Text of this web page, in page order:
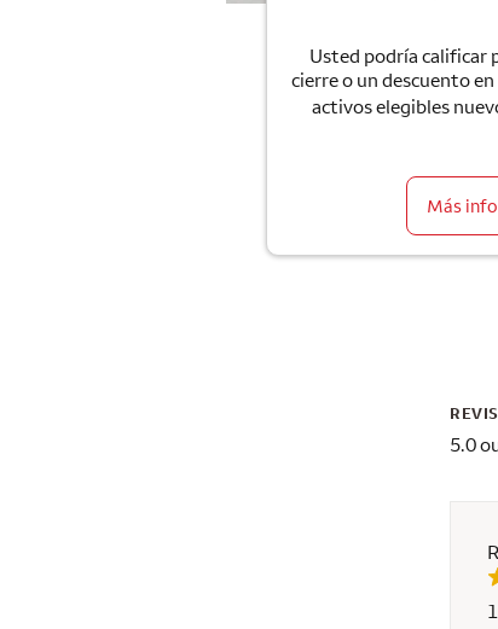
Usted podría calificar
cierre o un descuento
activos elegibles
Más
5.0